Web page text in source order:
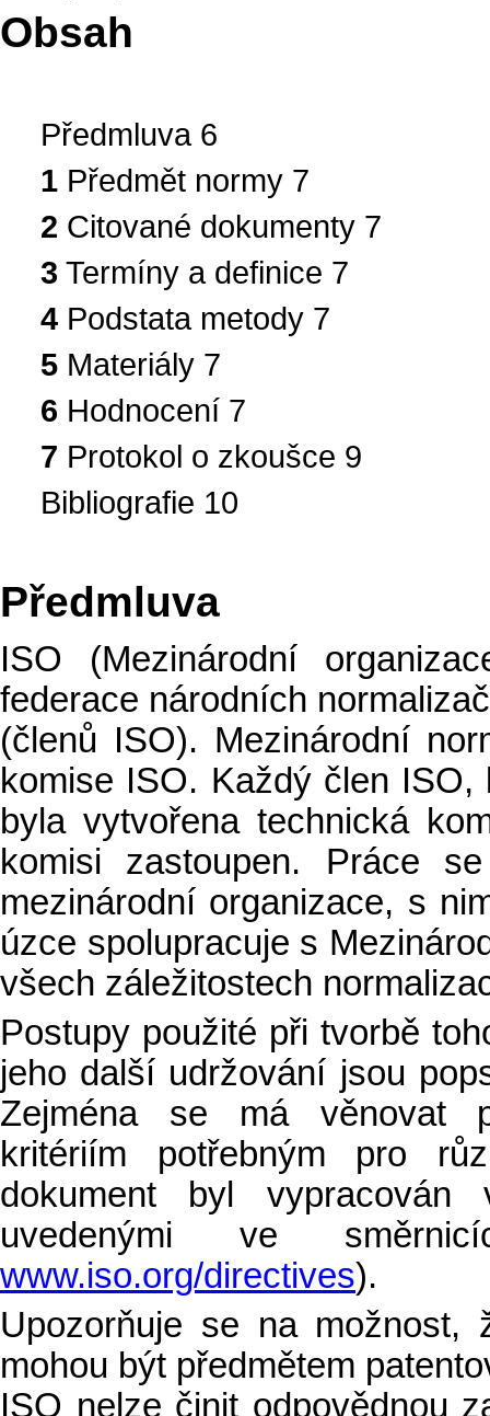
Obsah
Předmluva 6
1 Předmět normy 7
2 Citované dokumenty 7
3 Termíny a definice 7
4 Podstata metody 7
5 Materiály 7
6 Hodnocení 7
7 Protokol o zkoušce 9
Bibliografie 10
Předmluva
ISO (Mezinárodní
federace národních
(členů ISO). Mezinárodní
komise ISO. Každý člen
byla vytvořena technická
komisi zastoupen. Práce
mezinárodní organizace, s
úzce spolupracuje s
všech záležitostech
Postupy použité při tvorbě
jeho další udržování jsou
Zejména se má věnovat
kritériím potřebným pro
dokument byl
uvedenými ve
www.iso.org/directives).
Upozorňuje se na možnost,
mohou být předmětem
ISO nelze činit odpovědnou